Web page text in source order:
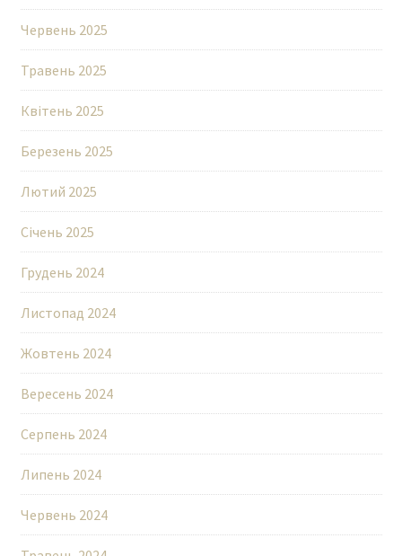
Червень 2025
Травень 2025
Квітень 2025
Березень 2025
Лютий 2025
Січень 2025
Грудень 2024
Листопад 2024
Жовтень 2024
Вересень 2024
Серпень 2024
Липень 2024
Червень 2024